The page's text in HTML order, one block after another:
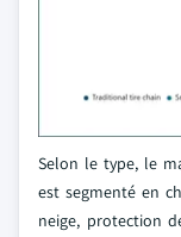
Selon le type, le
est segmenté en
neige, protection